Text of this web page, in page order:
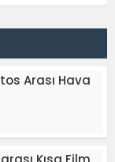
Arası Hava